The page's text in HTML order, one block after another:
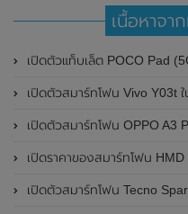
เนื้อหาจา
เปิดตัวแท็บเล็ต POCO Pad (5G) อย่างเป็นทางการแล้วในประเทศอิน
เปิดตัวสมาร์ทโฟน Vivo Y03t ในประเทศฟิลิปปินส์อย่างเป็นทางการแล้ว มาพร้อมชิปเ
เปิดตัวสมาร์ทโฟน OPPO A3 Pro (5G) และ OPPO
เปิดราคาของสมาร์ทโฟน HMD Skyline ใน
เปิดตัวสมาร์ทโฟน Tecno Spark Go 1 อย่างเป็นทางการแล้ว มา